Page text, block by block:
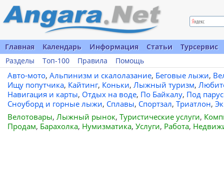
Главная Календарь Информация Статьи
Турсервис
Разделы
Топ-100 Правила Помощь
Авто-мото, Альпинизм и скалолазание, Беговые лыжи,
Ищу попутчика, Кайтинг, Коньки, Лыжный туризм,
Навигация и карты, Отдых на воде, По Байкалу, Под
Сноуборд и горные лыжи, Сплавы, Спортзал, Триатлон,
Велотовары, Лыжный рынок, Туристические услуги,
Продам, Барахолка, Нумизматика, Услуги, Работа,